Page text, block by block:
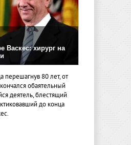
Васкес: хирург на
перешагнув 80 лет, от
обаятельный
деятель, блестящий
до конца